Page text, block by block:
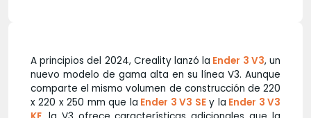
A principios del 2024, Creality lanzó la Ender 3 V3, un
nuevo modelo de gama alta en su línea V3. Aunque
comparte el mismo volumen de construcción de 220
x 220 x 250 mm que la Ender 3 V3 SEy la Ender 3 V3